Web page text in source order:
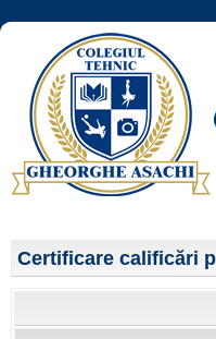
Certificare calificări